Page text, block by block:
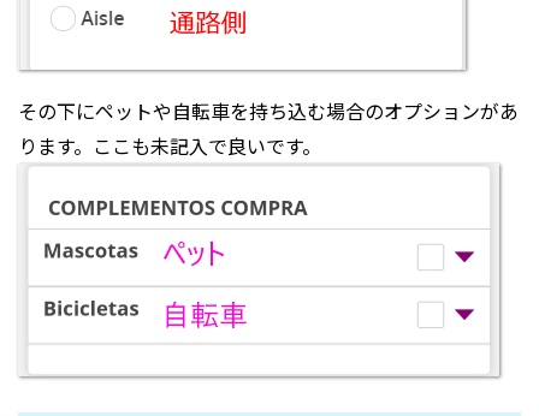
その下にペットや自転車を持ち込む場合のオプションがあ
ります。ここも未記入で良いです。